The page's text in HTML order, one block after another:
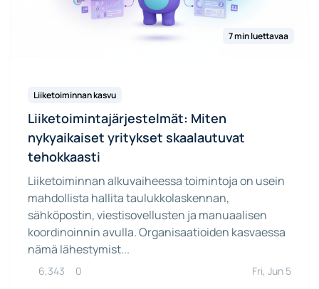
7 min luettavaa
Liiketoiminnan kasvu
Liiketoimintajärjestelmät: Miten
nykyaikaiset yritykset skaalautuvat
tehokkaasti
Liiketoiminnan alkuvaiheessa toimintoja on usein
mahdollista hallita taulukkolaskennan,
sähköpostin, viestisovellusten ja manuaalisen
koordinoinnin avulla. Organisaatioiden kasvaessa
nämä lähestymist...
6,343 0 Fri, Jun 5